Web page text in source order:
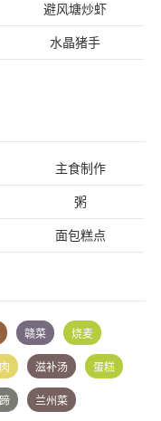
避风塘炒虾
水晶猪手
主食制作
粥
面包糕点
赣菜 烧麦
滋补汤 蛋糕
兰州菜